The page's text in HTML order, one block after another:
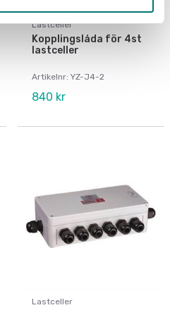
Lastceller
Kopplingslåda för 4st
lastceller
Artikelnr: YZ-J4-2
840 kr
Lastceller